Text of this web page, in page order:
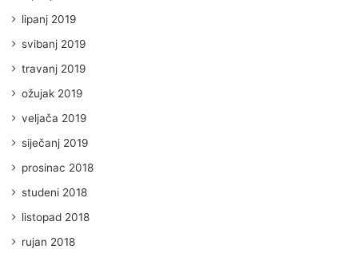
lipanj 2019
svibanj 2019
travanj 2019
ožujak 2019
veljača 2019
siječanj 2019
prosinac 2018
studeni 2018
listopad 2018
rujan 2018